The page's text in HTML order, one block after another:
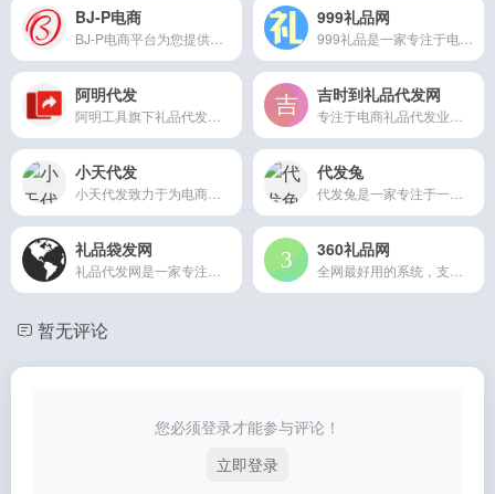
BJ-P电商 999礼品网
阿明代发 吉时到礼品代发网
小天代发 代发兔
礼品袋发网 360礼品网
暂无评论
您必须登录才能参与评论！
立即登录